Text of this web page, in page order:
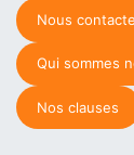
Nous
Qui sommes
Nos clauses